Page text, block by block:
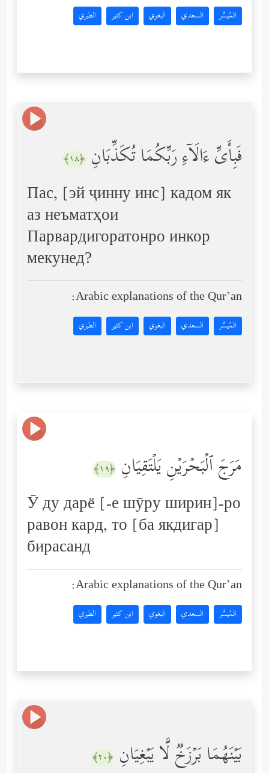
المُيسَّر السعدي البغوي ابن كثير الطبري
فَبِأَیِّ ءَالَاۤءِ رَبِّكُمَا تُكَذِّبَانِ ﴿١٨﴾
Пас, [эй ҷинну инс] кадом як
аз неъматҳои
Парвардигоратонро инкор
мекунед?
Arabic explanations of the Qur’an:
المُيسَّر السعدي البغوي ابن كثير الطبري
مَرَجَ ٱلۡبَحۡرَیۡنِ یَلۡتَقِیَانِ ﴿١٩﴾
Ӯ ду дарё [-е шӯру ширин]-ро
равон кард, то [ба якдигар]
бирасанд
Arabic explanations of the Qur’an:
المُيسَّر السعدي البغوي ابن كثير الطبري
بَیۡنَهُمَا بَرۡزَخࣱ لَّا یَبۡغِیَانِ ﴿٢٠﴾